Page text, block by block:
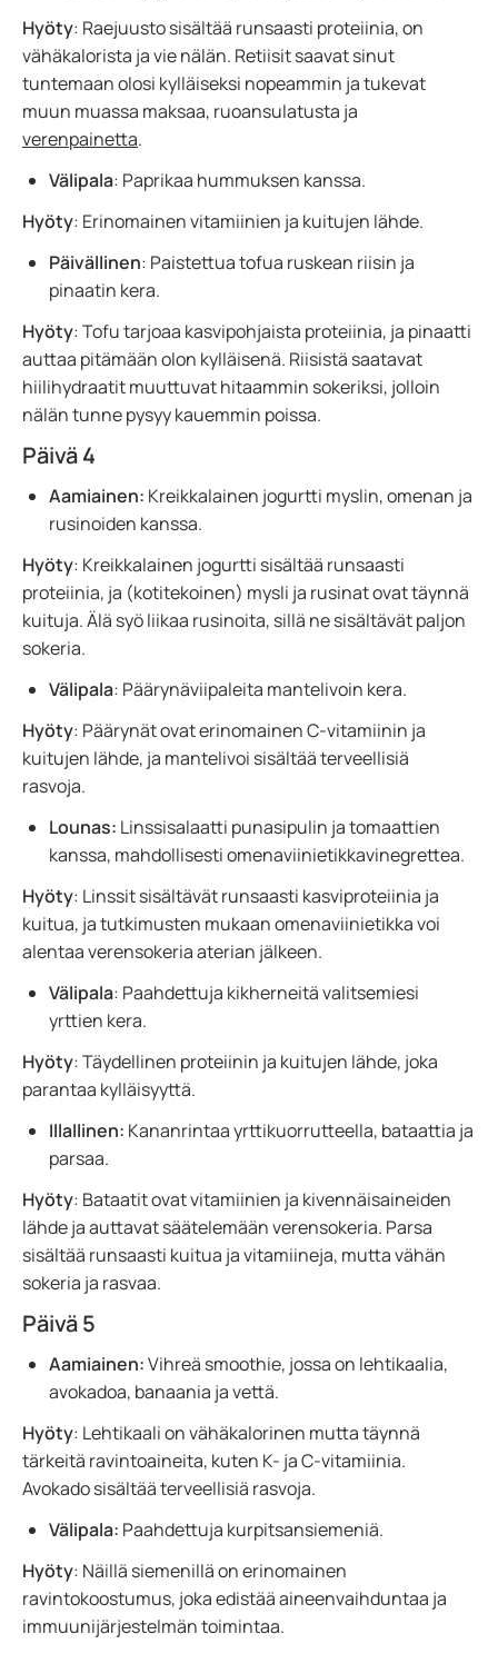
Hyöty: Raejuusto sisältää runsaasti proteiinia, on
vähäkalorista ja vie nälän. Retiisit saavat sinut
tuntemaan olosi kylläiseksi nopeammin ja tukevat
muun muassa maksaa, ruoansulatusta ja
verenpainetta.
Välipala: Paprikaa hummuksen kanssa.
Hyöty: Erinomainen vitamiinien ja kuitujen lähde.
Päivällinen: Paistettua tofua ruskean riisin ja
pinaatin kera.
Hyöty: Tofu tarjoaa kasvipohjaista proteiinia, ja pinaatti
auttaa pitämään olon kylläisenä. Riisistä saatavat
hiilihydraatit muuttuvat hitaammin sokeriksi, jolloin
nälän tunne pysyy kauemmin poissa.
Päivä 4
Aamiainen: Kreikkalainen jogurtti myslin, omenan ja
rusinoiden kanssa.
Hyöty: Kreikkalainen jogurtti sisältää runsaasti
proteiinia, ja (kotitekoinen) mysli ja rusinat ovat täynnä
kuituja. Älä syö liikaa rusinoita, sillä ne sisältävät paljon
sokeria.
Välipala: Päärynäviipaleita mantelivoin kera.
Hyöty: Päärynät ovat erinomainen C-vitamiinin ja
kuitujen lähde, ja mantelivoi sisältää terveellisiä
rasvoja.
Lounas: Linssisalaatti punasipulin ja tomaattien
kanssa, mahdollisesti omenaviinietikkavinegrettea.
Hyöty: Linssit sisältävät runsaasti kasviproteiinia ja
kuitua, ja tutkimusten mukaan omenaviinietikka voi
alentaa verensokeria aterian jälkeen.
Välipala: Paahdettuja kikherneitä valitsemiesi
yrttien kera.
Hyöty: Täydellinen proteiinin ja kuitujen lähde, joka
parantaa kylläisyyttä.
Illallinen: Kananrintaa yrttikuorrutteella, bataattia ja
parsaa.
Hyöty: Bataatit ovat vitamiinien ja kivennäisaineiden
lähde ja auttavat säätelemään verensokeria. Parsa
sisältää runsaasti kuitua ja vitamiineja, mutta vähän
sokeria ja rasvaa.
Päivä 5
Aamiainen:Vihreä smoothie, jossa on lehtikaalia,
avokadoa, banaania ja vettä.
Hyöty: Lehtikaali on vähäkalorinen mutta täynnä
tärkeitä ravintoaineita, kuten K- ja C-vitamiinia.
Avokado sisältää terveellisiä rasvoja.
Välipala: Paahdettuja kurpitsansiemeniä.
Hyöty: Näillä siemenillä on erinomainen
ravintokoostumus, joka edistää aineenvaihduntaa ja
immuunijärjestelmän toimintaa.